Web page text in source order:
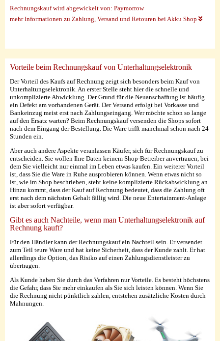
Rechnungskauf wird abgewickelt von: Paymorrow
mehr Informationen zu Zahlung, Versand und Retouren bei Akku Shop
Vorteile beim Rechnungskauf von Unterhaltungselektronik
Der Vorteil des Kaufs auf Rechnung zeigt sich besonders beim Kauf von
Unterhaltungselektronik. An erster Stelle steht hier die schnelle und
unkomplizierte Abwicklung. Der Grund für die Neuanschaffung ist häufig
ein Defekt am vorhandenen Gerät. Der Versand erfolgt bei Vorkasse und
Bankeinzug meist erst nach Zahlungseingang. Wer möchte schon so lange
auf den Ersatz warten? Beim Rechnungskauf versenden die Shops sofort
nach dem Eingang der Bestellung. Die Ware trifft manchmal schon nach 24
Stunden ein.
Aber auch andere Aspekte veranlassen Käufer, sich für Rechnungskauf zu
entscheiden. Sie wollen Ihre Daten keinem Shop-Betreiber anvertrauen, bei
dem Sie vielleicht nur einmal im Leben etwas kaufen. Ein weiterer Vorteil
ist, dass Sie die Ware in Ruhe ausprobieren können. Wenn etwas nicht so
ist, wie im Shop beschrieben, steht keine komplizierte Rückabwicklung an.
Hinzu kommt, dass der Kauf auf Rechnung bedeutet, dass die Zahlung oft
erst nach dem nächsten Gehalt fällig wird. Die neue Entertainment-Anlage
ist aber sofort verfügbar.
Gibt es auch Nachteile, wenn man Unterhaltungselektronik auf
Rechnung kauft?
Für den Händler kann der Rechnungskauf ein Nachteil sein. Er versendet
zum Teil teure Ware und hat keine Sicherheit, dass der Kunde zahlt. Er hat
allerdings die Option, das Risiko auf einen Zahlungsdienstleister zu
übertragen.
Als Kunde haben Sie durch das Verfahren nur Vorteile. Es besteht höchstens
die Gefahr, dass Sie mehr einkaufen als Sie sich leisten können. Wenn Sie
die Rechnung nicht pünktlich zahlen, entstehen zusätzliche Kosten durch
Mahnungen.